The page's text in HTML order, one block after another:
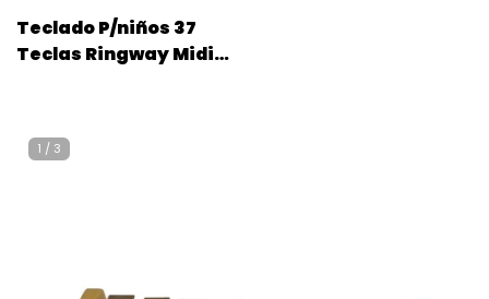
Teclado P/niños 37
Teclas Ringway Midi
1 / 3